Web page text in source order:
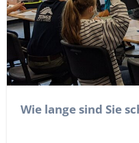
Wie lange sind Sie